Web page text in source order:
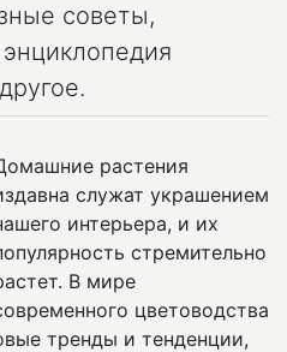
советы,
растения
служат украшением
интерьера, и их
стремительно
В мире
цветоводства
тренды и тенденции,